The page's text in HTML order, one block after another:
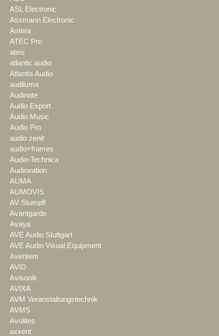
ASL Electronic
Assmann Electronic
Astera
ATEC Pro
ateis
atlantic audio
Atlantis Audio
audiluma
Audinate
Audio Export
Audio Music
Audio Pro
audio zenit
audio+frames
Audio-Technica
Audiovation
AUMA
AUMOVIS
AV Stumpfl
Avantgarde
Avaya
AVE Audio Stuttgart
AVE Audio Visual Equipment
Aventem
AVID
Avisonik
AVIXA
AVM Veranstaltungstechnik
AVMS
Avolites
axxent